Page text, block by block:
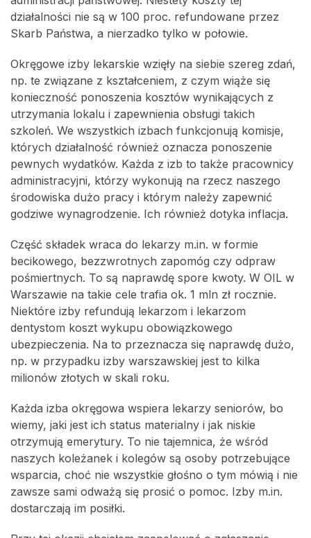
działalności nie są w 100 proc. refundowane przez
Skarb Państwa, a nierzadko tylko w połowie.
Okręgowe izby lekarskie wzięły na siebie szereg zdań,
np. te związane z kształceniem, z czym wiąże się
konieczność ponoszenia kosztów wynikających z
utrzymania lokalu i zapewnienia obsługi takich
szkoleń. We wszystkich izbach funkcjonują komisje,
których działalność również oznacza ponoszenie
pewnych wydatków. Każda z izb to także pracownicy
administracyjni, którzy wykonują na rzecz naszego
środowiska dużo pracy i którym należy zapewnić
godziwe wynagrodzenie. Ich również dotyka inflacja.
Część składek wraca do lekarzy m.in. w formie
becikowego, bezzwrotnych zapomóg czy odpraw
pośmiertnych. To są naprawdę spore kwoty. W OIL w
Warszawie na takie cele trafia ok. 1 mln zł rocznie.
Niektóre izby refundują lekarzom i lekarzom
dentystom koszt wykupu obowiązkowego
ubezpieczenia. Na to przeznacza się naprawdę dużo,
np. w przypadku izby warszawskiej jest to kilka
milionów złotych w skali roku.
Każda izba okręgowa wspiera lekarzy seniorów, bo
wiemy, jaki jest ich status materialny i jak niskie
otrzymują emerytury. To nie tajemnica, że wśród
naszych koleżanek i kolegów są osoby potrzebujące
wsparcia, choć nie wszystkie głośno o tym mówią i nie
zawsze sami odważą się prosić o pomoc. Izby m.in.
dostarczają im posiłki.